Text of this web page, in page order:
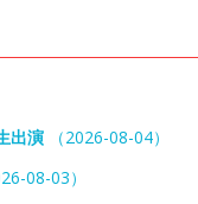
出演 （2026-08-04）
08-03）